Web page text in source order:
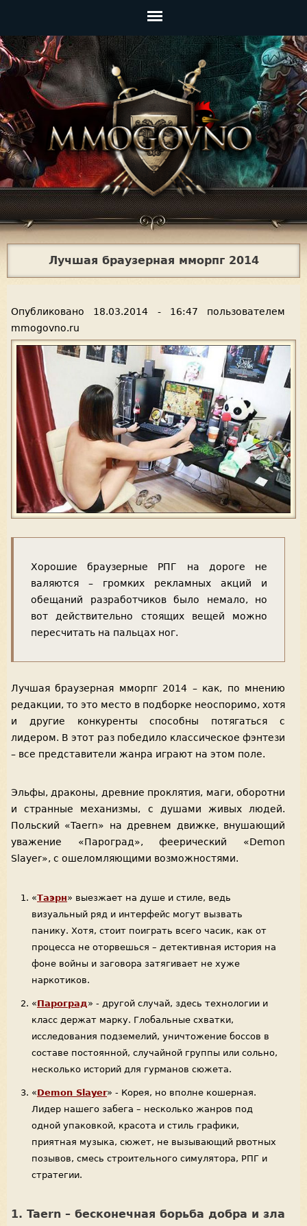
Главное
меню
Jump to navigation
Лучшая браузерная мморпг 2014
Опубликовано 18.03.2014 - 16:47 пользователем
mmogovno.ru
Хорошие браузерные РПГ на дороге не
валяются – громких рекламных акций и
обещаний разработчиков было немало, но
вот действительно стоящих вещей можно
пересчитать на пальцах ног.
Лучшая браузерная мморпг 2014 – как, по мнению
редакции, то это место в подборке неоспоримо, хотя
и другие конкуренты способны потягаться с
лидером. В этот раз победило классическое фэнтези
– все представители жанра играют на этом поле.
Эльфы, драконы, древние проклятия, маги, оборотни
и странные механизмы, с душами живых людей.
Польский «Taern» на древнем движке, внушающий
уважение «Пароград», феерический «Demon
Slayer», с ошеломляющими возможностями.
«Таэрн» выезжает на душе и стиле, ведь
визуальный ряд и интерфейс могут вызвать
панику. Хотя, стоит поиграть всего часик, как от
процесса не оторвешься – детективная история на
фоне войны и заговора затягивает не хуже
наркотиков.
«Пароград» - другой случай, здесь технологии и
класс держат марку. Глобальные схватки,
исследования подземелий, уничтожение боссов в
составе постоянной, случайной группы или сольно,
несколько историй для гурманов сюжета.
«Demon Slayer» - Корея, но вполне кошерная.
Лидер нашего забега – несколько жанров под
одной упаковкой, красота и стиль графики,
приятная музыка, сюжет, не вызывающий рвотных
позывов, смесь строительного симулятора, РПГ и
стратегии.
1. Taern – бесконечная борьба добра и зла